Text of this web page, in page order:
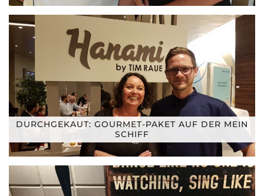
DURCHGEKAUT: GOURMET-PAKET AUF DER MEIN
SCHIFF